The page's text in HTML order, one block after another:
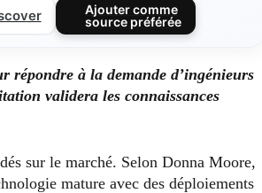
Ajouter comme
source préférée
répondre à la demande d’ingénieurs
validera les connaissances
sur le marché. Selon Donna Moore,
mature avec des déploiements